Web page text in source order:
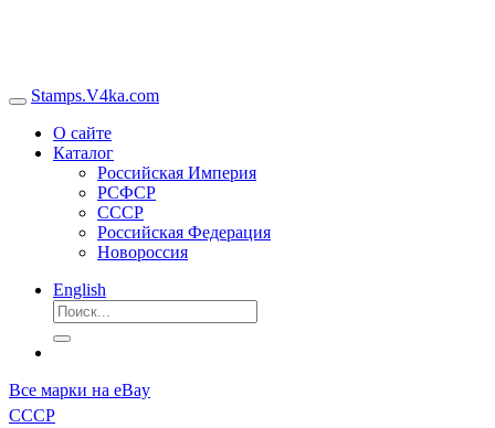
Stamps.V4ka.com
О сайте
Каталог
Российская Империя
РСФСР
СССР
Российская Федерация
Новороссия
English
Все марки на eBay
СССР